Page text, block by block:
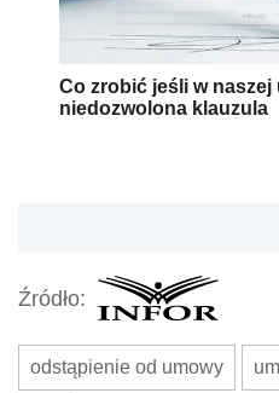
Co zrobić jeśli w
niedozwolona klauzula
Źródło:
odstąpienie od umowy